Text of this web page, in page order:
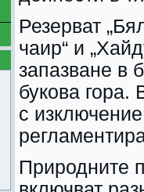
Резерват
чаир“ и
запазване в
букова гора.
с
Природните